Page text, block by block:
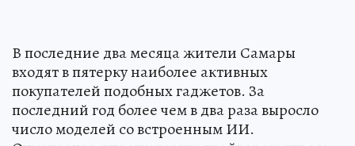
В последние два месяца жители Самары
входят в пятерку наиболее активных
покупателей подобных гаджетов. За
последний год более чем в два раза выросло
число моделей со встроенным ИИ.